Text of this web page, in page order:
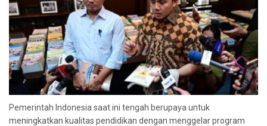
Pemerintah Indonesia saat ini tengah berupaya untuk
meningkatkan kualitas pendidikan dengan menggelar program